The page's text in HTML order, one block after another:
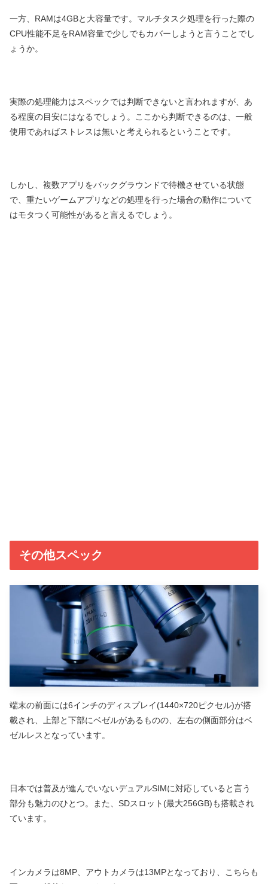
一方、RAMは4GBと大容量です。マルチタスク処理を行った際の
CPU性能不足をRAM容量で少しでもカバーしようと言うことでし
ょうか。
実際の処理能力はスペックでは判断できないと言われますが、あ
る程度の目安にはなるでしょう。ここから判断できるのは、一般
使用であればストレスは無いと考えられるということです。
しかし、複数アプリをバックグラウンドで待機させている状態
で、重たいゲームアプリなどの処理を行った場合の動作について
はモタつく可能性があると言えるでしょう。
その他スペック
端末の前面には6インチのディスプレイ(1440×720ピクセル)が搭
載され、上部と下部にベゼルがあるものの、左右の側面部分はベ
ゼルレスとなっています。
日本では普及が進んでいないデュアルSIMに対応していると言う
部分も魅力のひとつ。また、SDスロット(最大256GB)も搭載され
ています。
インカメラは8MP、アウトカメラは13MPとなっており、こちらも